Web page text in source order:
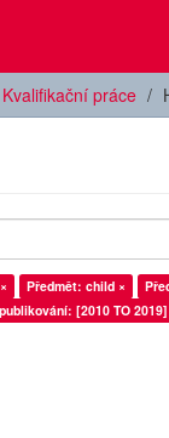
Kvalifikační práce
Předmět: child ×
[2010 TO 2019]